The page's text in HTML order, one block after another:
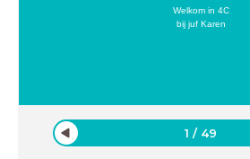
Welkom in 4C
bij juf Karen
1 / 49